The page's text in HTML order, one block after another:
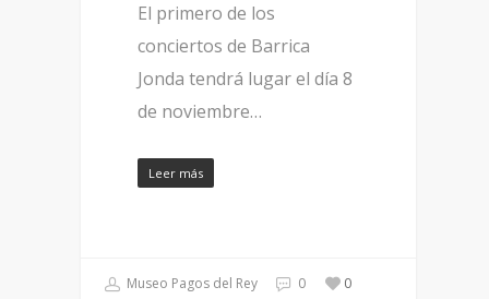
El primero de los
conciertos de Barrica
Jonda tendrá lugar el día 8
de noviembre…
Leer más
Museo Pagos del Rey 0 0